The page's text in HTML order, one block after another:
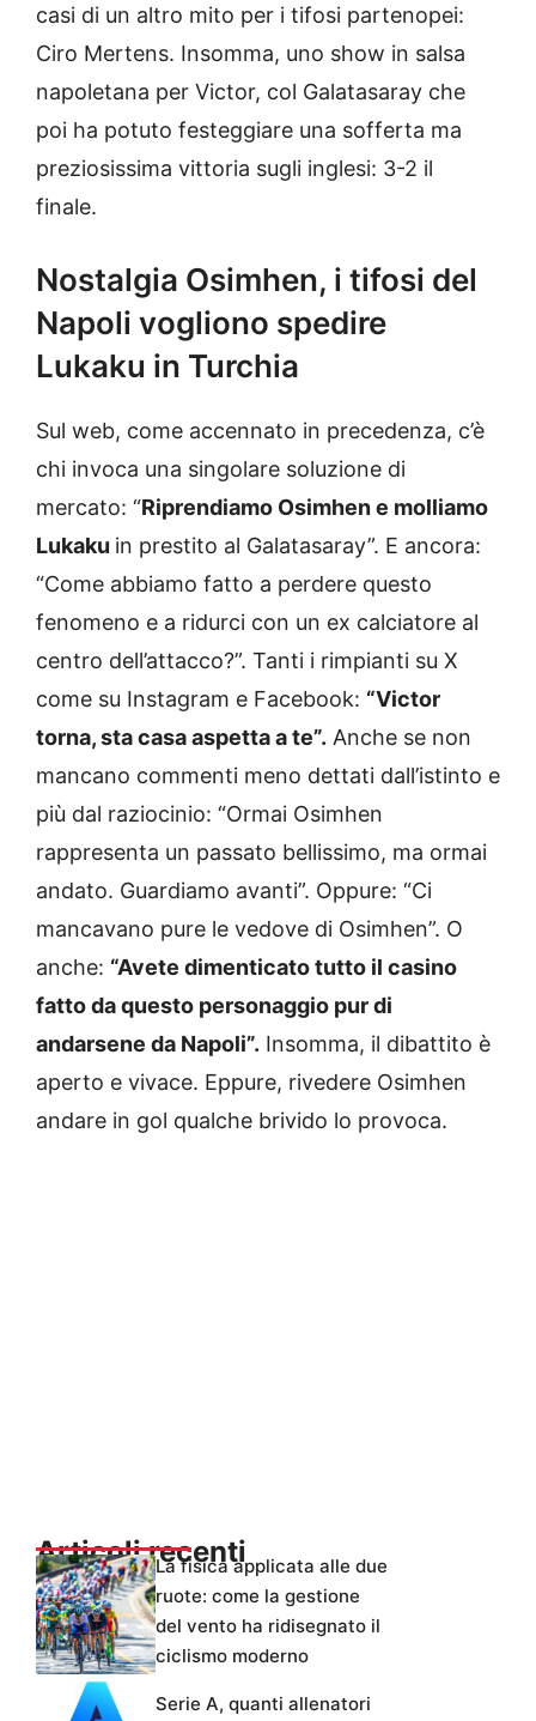
casi di un altro mito per i tifosi partenopei:
Ciro Mertens. Insomma, uno show in salsa
napoletana per Victor, col Galatasaray che
poi ha potuto festeggiare una sofferta ma
preziosissima vittoria sugli inglesi: 3-2 il
finale.
Nostalgia Osimhen, i tifosi del
Napoli vogliono spedire
Lukaku in Turchia
Sul web, come accennato in precedenza, c’è
chi invoca una singolare soluzione di
mercato: “Riprendiamo Osimhen e molliamo
Lukaku in prestito al Galatasaray”. E ancora:
“Come abbiamo fatto a perdere questo
fenomeno e a ridurci con un ex calciatore al
centro dell’attacco?”. Tanti i rimpianti su X
come su Instagram e Facebook: “Victor
torna, sta casa aspetta a te”. Anche se non
mancano commenti meno dettati dall’istinto e
più dal raziocinio: “Ormai Osimhen
rappresenta un passato bellissimo, ma ormai
andato. Guardiamo avanti”. Oppure: “Ci
mancavano pure le vedove di Osimhen”. O
anche: “Avete dimenticato tutto il casino
fatto da questo personaggio pur di
andarsene da Napoli”. Insomma, il dibattito è
aperto e vivace. Eppure, rivedere Osimhen
andare in gol qualche brivido lo provoca.
Articoli recentiLa fisica applicata alle due
ruote: come la gestione
del vento ha ridisegnato il
ciclismo moderno
Serie A, quanti allenatori